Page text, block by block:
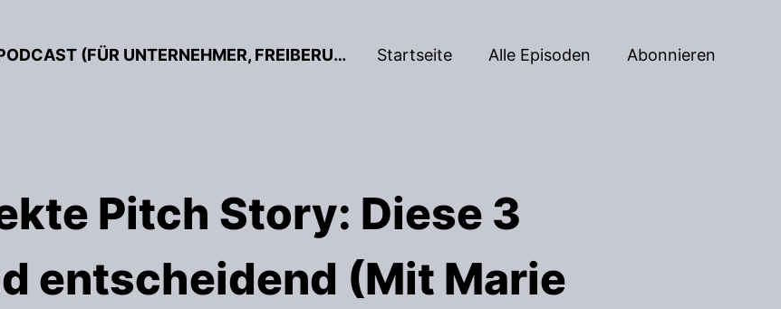
BESSER GRÜNDEN – DER GRÜNDUNGS-PODCAST (FÜR UNTERNEHMER, FREIBERUFLER & START-UPS) Startseite Alle Episoden Abonnieren
Pitch Story: Diese 3
entscheidend (Mit Marie